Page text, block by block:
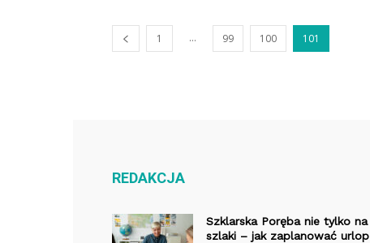
1 ... 99 100 101
REDAKCJA
Szklarska Poręba nie tylko na
szlaki – jak zaplanować urlop